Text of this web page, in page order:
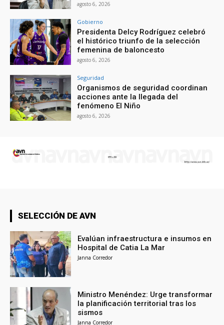
agosto 6, 2026
Gobierno
Presidenta Delcy Rodríguez celebró
el histórico triunfo de la selección
femenina de baloncesto
agosto 6, 2026
Seguridad
Organismos de seguridad coordinan
acciones ante la llegada del
fenómeno El Niño
agosto 6, 2026
SELECCIÓN DE AVN
Evalúan infraestructura e insumos en
Hospital de Catia La Mar
Janna Corredor
Ministro Menéndez: Urge transformar
la planificación territorial tras los
sismos
Janna Corredor